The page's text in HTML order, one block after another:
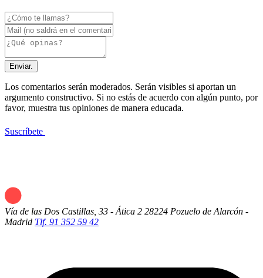
Enviar.
Los comentarios serán moderados. Serán visibles si aportan un
argumento constructivo. Si no estás de acuerdo con algún punto, por
favor, muestra tus opiniones de manera educada.
Suscríbete
Vía de las Dos Castillas, 33 - Ática 2 28224 Pozuelo de Alarcón -
Madrid Tlf. 91 352 59 42